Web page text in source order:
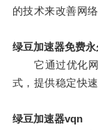
的技术来改善网
绿豆加速器免费永
它通过优化网
式，提供稳定快
绿豆加速器vqn